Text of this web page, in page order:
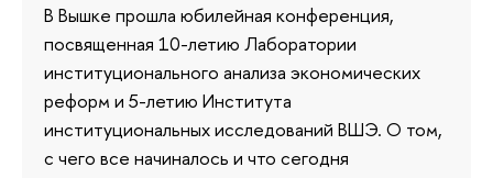
В Вышке прошла юбилейная конференция,
посвященная 10-летию Лаборатории
институционального анализа экономических
реформ и 5-летию Института
институциональных исследований ВШЭ. О том,
с чего все начиналось и что сегодня